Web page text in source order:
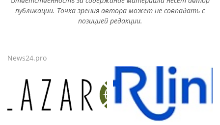
публикации. Точка зрения автора может не совпадать с
позицией редакции.
News24.pro